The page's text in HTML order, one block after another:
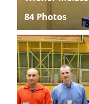
84 Photos